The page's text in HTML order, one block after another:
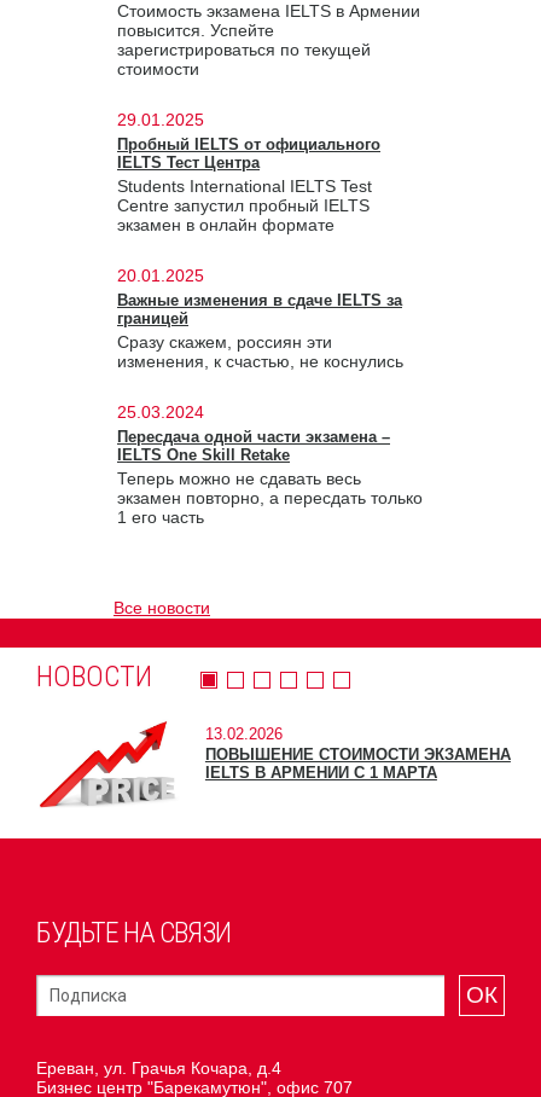
Стоимость экзамена IELTS в Армении
повысится. Успейте
зарегистрироваться по текущей
стоимости
29.01.2025
Пробный IELTS от официального
IELTS Тест Центра
Students International IELTS Test
Centre запустил пробный IELTS
экзамен в онлайн формате
20.01.2025
Важные изменения в сдаче IELTS за
границей
Сразу скажем, россиян эти
изменения, к счастью, не коснулись
25.03.2024
Пересдача одной части экзамена –
IELTS One Skill Retake
Теперь можно не сдавать весь
экзамен повторно, а пересдать только
1 его часть
Все новости
НОВОСТИ
13.02.2026
ПОВЫШЕНИЕ СТОИМОСТИ ЭКЗАМЕНА
IELTS В АРМЕНИИ С 1 МАРТА
БУДЬТЕ НА СВЯЗИ
ОК
Ереван, ул. Грачья Кочара, д.4
Бизнес центр "Барекамутюн", офис 707